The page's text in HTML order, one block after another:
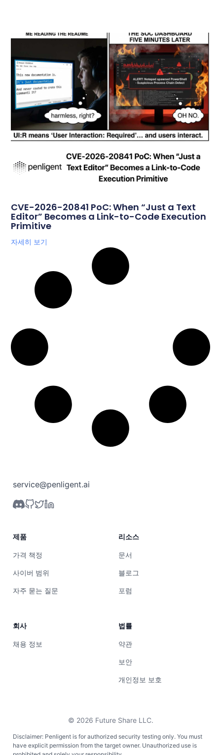
CVE-2026-20841 PoC: When “Just a Text
Editor” Becomes a Link-to-Code Execution
Primitive
자세히 보기
service@penligent.ai
제품
가격 책정
사이버 범위
자주 묻는 질문
리소스
문서
블로그
포럼
회사
채용 정보
법률
약관
보안
개인정보 보호
© 2026 Future Share LLC.
Disclaimer: Penligent is for authorized security testing only. You must
have explicit permission from the target owner. Unauthorized use is